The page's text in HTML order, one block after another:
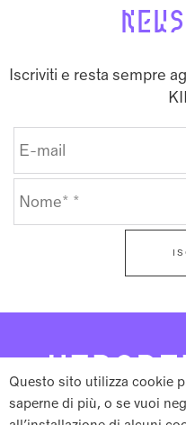
Iscriviti e resta sempre
Questo sito utilizza cookie
saperne di più, o se vuoi